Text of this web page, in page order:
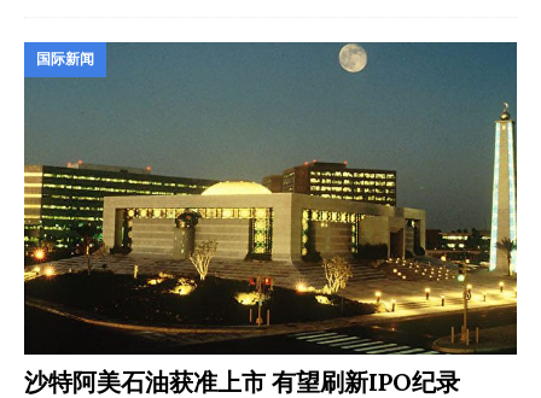
国际新闻
沙特阿美石油获准上市 有望刷新IPO纪录